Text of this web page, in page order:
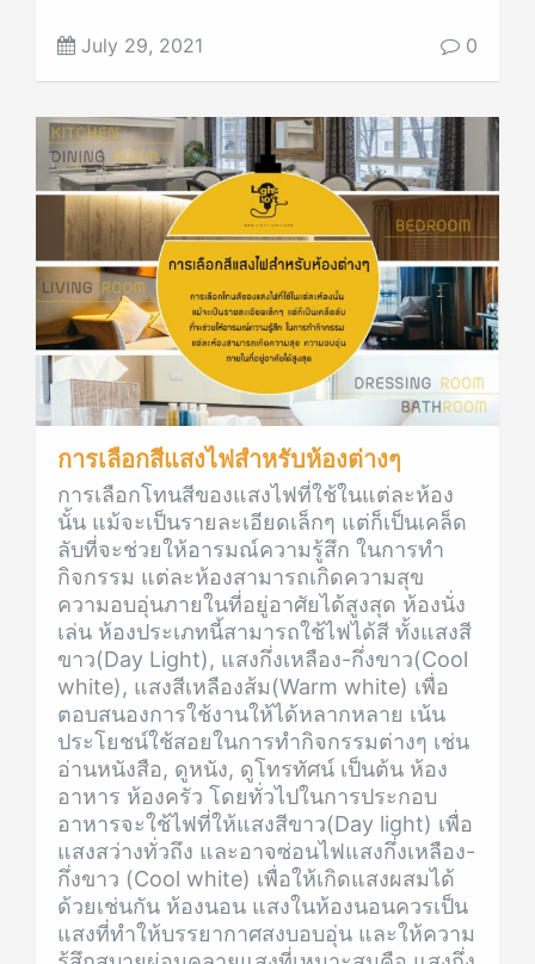
July 29, 2021 0
การเลือกสีแสงไฟสำหรับห้องต่างๆ
การเลือกโทนสีของแสงไฟที่ใช้ในแต่ละห้อง
นั้น แม้จะเป็นรายละเอียดเล็กๆ แต่ก็เป็นเคล็ด
ลับที่จะช่วยให้อารมณ์ความรู้สึก ในการทำ
กิจกรรม แต่ละห้องสามารถเกิดความสุข
ความอบอุ่นภายในที่อยู่อาศัยได้สูงสุด ห้องนั่ง
เล่น ห้องประเภทนี้สามารถใช้ไฟได้สี ทั้งแสงสี
ขาว(Day Light), แสงกึ่งเหลือง-กึ่งขาว(Cool
white), แสงสีเหลืองส้ม(Warm white) เพื่อ
ตอบสนองการใช้งานให้ได้หลากหลาย เน้น
ประโยชน์ใช้สอยในการทำกิจกรรมต่างๆ เช่น
อ่านหนังสือ, ดูหนัง, ดูโทรทัศน์ เป็นต้น ห้อง
อาหาร ห้องครัว โดยทั่วไปในการประกอบ
อาหารจะใช้ไฟที่ให้แสงสีขาว(Day light) เพื่อ
แสงสว่างทั่วถึง และอาจซ่อนไฟแสงกึ่งเหลือง-
กึ่งขาว (Cool white) เพื่อให้เกิดแสงผสมได้
ด้วยเช่นกัน ห้องนอน แสงในห้องนอนควรเป็น
แสงที่ทำให้บรรยากาศสงบอบอุ่น และให้ความ